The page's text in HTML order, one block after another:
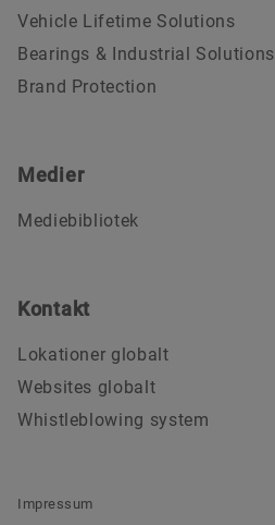
Vehicle Lifetime Solutions
Bearings & Industrial Solutions
Brand Protection
Medier
Mediebibliotek
Kontakt
Lokationer globalt
Websites globalt
Whistleblowing system
Impressum